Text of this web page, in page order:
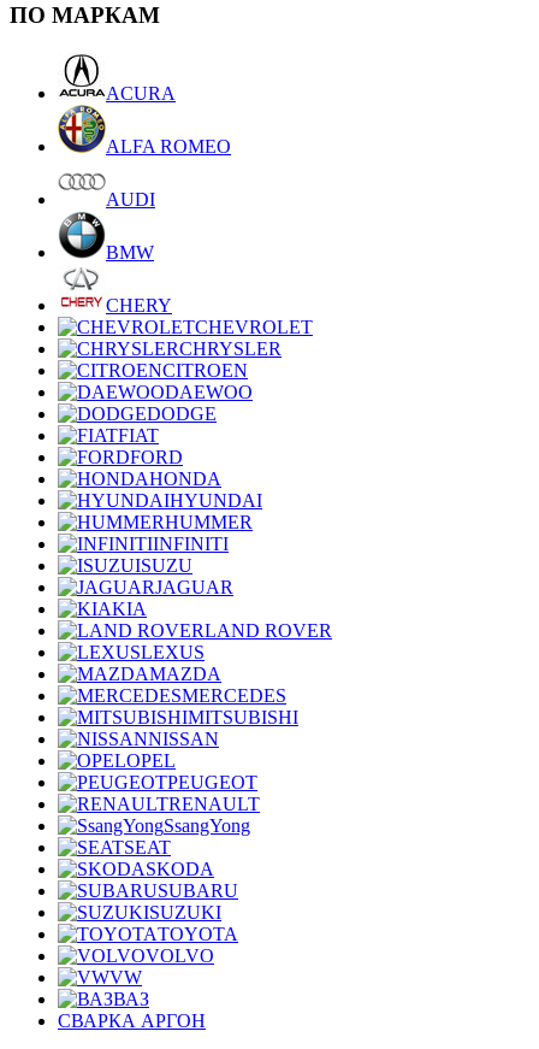
ПО МАРКАМ
ACURA
ALFA ROMEO
AUDI
BMW
CHERY
CHEVROLET
CHRYSLER
CITROEN
DAEWOO
DODGE
FIAT
FORD
HONDA
HYUNDAI
HUMMER
INFINITI
ISUZU
JAGUAR
KIA
LAND ROVER
LEXUS
MAZDA
MERCEDES
MITSUBISHI
NISSAN
OPEL
PEUGEOT
RENAULT
SsangYong
SEAT
SKODA
SUBARU
SUZUKI
TOYOTA
VOLVO
VW
ВАЗ
СВАРКА АРГОН